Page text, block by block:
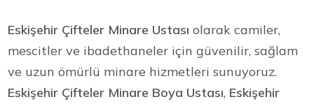
Eskişehir Çifteler Minare Ustası olarak camiler,
mescitler ve ibadethaneler için güvenilir, sağlam
ve uzun ömürlü minare hizmetleri sunuyoruz.
Eskişehir Çifteler Minare Boya Ustası, Eskişehir